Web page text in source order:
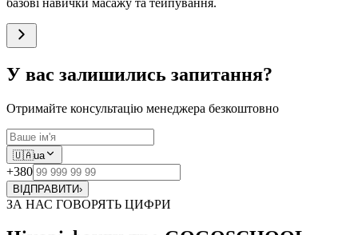
У вас залишились запитання?
Отримайте консультацію менеджера безкоштовно
🇺🇦ua
+380
ВІДПРАВИТИ›
ЗА НАС ГОВОРЯТЬ ЦИФРИ